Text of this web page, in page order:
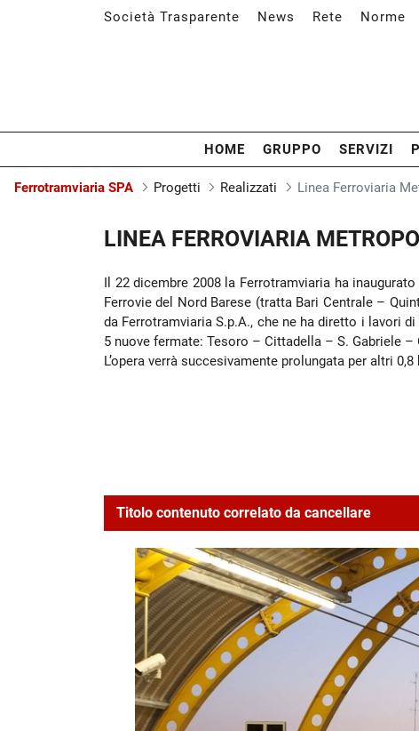
Società Trasparente News Rete Norme
HOME GRUPPO SERVIZI
Ferrotramviaria SPA Progetti Realizzati Linea Ferroviaria
Linea Ferroviaria Metropolitana
LINEA FERROVIARIA
Il 22 dicembre 2008 la Ferrotramviaria ha
Ferrovie del Nord Barese (tratta Bari Centrale –
da Ferrotramviaria S.p.A., che ne ha diretto i lavori
5 nuove fermate: Tesoro – Cittadella – S. Gabriele –
L’opera verrà succesivamente prolungata per altri
Titolo contenuto correlato da cancellare